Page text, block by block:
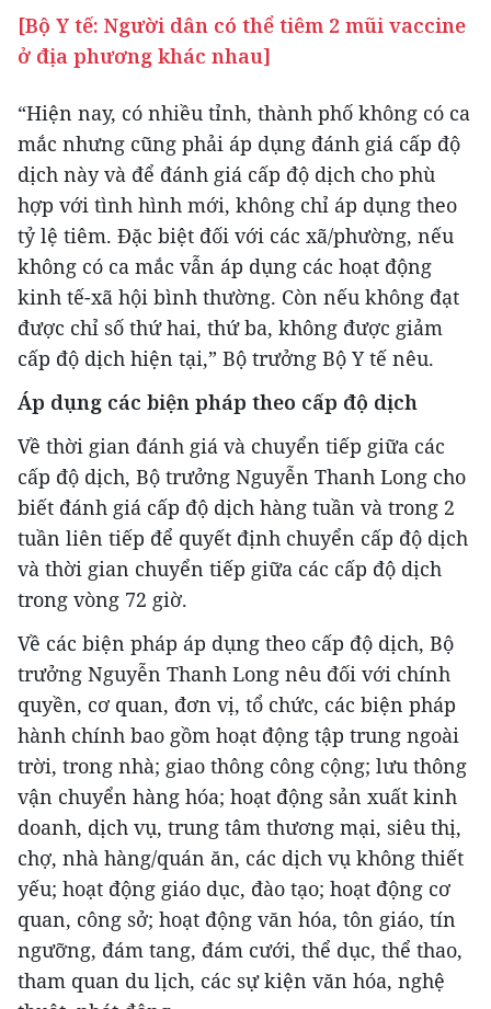
[Bộ Y tế: Người dân có thể tiêm 2 mũi vaccine
ở địa phương khác nhau]
“Hiện nay, có nhiều tỉnh, thành phố không có ca
mắc nhưng cũng phải áp dụng đánh giá cấp độ
dịch này và để đánh giá cấp độ dịch cho phù
hợp với tình hình mới, không chỉ áp dụng theo
tỷ lệ tiêm. Đặc biệt đối với các xã/phường, nếu
không có ca mắc vẫn áp dụng các hoạt động
kinh tế-xã hội bình thường. Còn nếu không đạt
được chỉ số thứ hai, thứ ba, không được giảm
cấp độ dịch hiện tại,” Bộ trưởng Bộ Y tế nêu.
Áp dụng các biện pháp theo cấp độ dịch
Về thời gian đánh giá và chuyển tiếp giữa các
cấp độ dịch, Bộ trưởng Nguyễn Thanh Long cho
biết đánh giá cấp độ dịch hàng tuần và trong 2
tuần liên tiếp để quyết định chuyển cấp độ dịch
và thời gian chuyển tiếp giữa các cấp độ dịch
trong vòng 72 giờ.
Về các biện pháp áp dụng theo cấp độ dịch, Bộ
trưởng Nguyễn Thanh Long nêu đối với chính
quyền, cơ quan, đơn vị, tổ chức, các biện pháp
hành chính bao gồm hoạt động tập trung ngoài
trời, trong nhà; giao thông công cộng; lưu thông
vận chuyển hàng hóa; hoạt động sản xuất kinh
doanh, dịch vụ, trung tâm thương mại, siêu thị,
chợ, nhà hàng/quán ăn, các dịch vụ không thiết
yếu; hoạt động giáo dục, đào tạo; hoạt động cơ
quan, công sở; hoạt động văn hóa, tôn giáo, tín
ngưỡng, đám tang, đám cưới, thể dục, thể thao,
tham quan du lịch, các sự kiện văn hóa, nghệ